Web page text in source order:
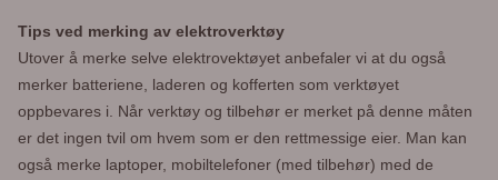
Tips ved merking av elektroverktøy
Utover å merke selve elektrovektøyet anbefaler vi at du også
merker batteriene, laderen og kofferten som verktøyet
oppbevares i. Når verktøy og tilbehør er merket på denne måten
er det ingen tvil om hvem som er den rettmessige eier. Man kan
også merke laptoper, mobiltelefoner (med tilbehør) med de